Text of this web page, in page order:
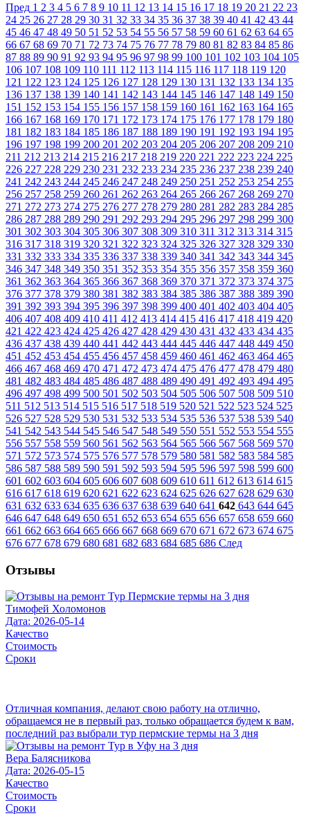
Пред 1 2 3 4 5 6 7 8 9 10 11 12 13 14 15 16 17 18 19 20 21 22 23
24 25 26 27 28 29 30 31 32 33 34 35 36 37 38 39 40 41 42 43 44
45 46 47 48 49 50 51 52 53 54 55 56 57 58 59 60 61 62 63 64 65
66 67 68 69 70 71 72 73 74 75 76 77 78 79 80 81 82 83 84 85 86
87 88 89 90 91 92 93 94 95 96 97 98 99 100 101 102 103 104 105
106 107 108 109 110 111 112 113 114 115 116 117 118 119 120
121 122 123 124 125 126 127 128 129 130 131 132 133 134 135
136 137 138 139 140 141 142 143 144 145 146 147 148 149 150
151 152 153 154 155 156 157 158 159 160 161 162 163 164 165
166 167 168 169 170 171 172 173 174 175 176 177 178 179 180
181 182 183 184 185 186 187 188 189 190 191 192 193 194 195
196 197 198 199 200 201 202 203 204 205 206 207 208 209 210
211 212 213 214 215 216 217 218 219 220 221 222 223 224 225
226 227 228 229 230 231 232 233 234 235 236 237 238 239 240
241 242 243 244 245 246 247 248 249 250 251 252 253 254 255
256 257 258 259 260 261 262 263 264 265 266 267 268 269 270
271 272 273 274 275 276 277 278 279 280 281 282 283 284 285
286 287 288 289 290 291 292 293 294 295 296 297 298 299 300
301 302 303 304 305 306 307 308 309 310 311 312 313 314 315
316 317 318 319 320 321 322 323 324 325 326 327 328 329 330
331 332 333 334 335 336 337 338 339 340 341 342 343 344 345
346 347 348 349 350 351 352 353 354 355 356 357 358 359 360
361 362 363 364 365 366 367 368 369 370 371 372 373 374 375
376 377 378 379 380 381 382 383 384 385 386 387 388 389 390
391 392 393 394 395 396 397 398 399 400 401 402 403 404 405
406 407 408 409 410 411 412 413 414 415 416 417 418 419 420
421 422 423 424 425 426 427 428 429 430 431 432 433 434 435
436 437 438 439 440 441 442 443 444 445 446 447 448 449 450
451 452 453 454 455 456 457 458 459 460 461 462 463 464 465
466 467 468 469 470 471 472 473 474 475 476 477 478 479 480
481 482 483 484 485 486 487 488 489 490 491 492 493 494 495
496 497 498 499 500 501 502 503 504 505 506 507 508 509 510
511 512 513 514 515 516 517 518 519 520 521 522 523 524 525
526 527 528 529 530 531 532 533 534 535 536 537 538 539 540
541 542 543 544 545 546 547 548 549 550 551 552 553 554 555
556 557 558 559 560 561 562 563 564 565 566 567 568 569 570
571 572 573 574 575 576 577 578 579 580 581 582 583 584 585
586 587 588 589 590 591 592 593 594 595 596 597 598 599 600
601 602 603 604 605 606 607 608 609 610 611 612 613 614 615
616 617 618 619 620 621 622 623 624 625 626 627 628 629 630
631 632 633 634 635 636 637 638 639 640 641 642 643 644 645
646 647 648 649 650 651 652 653 654 655 656 657 658 659 660
661 662 663 664 665 666 667 668 669 670 671 672 673 674 675
676 677 678 679 680 681 682 683 684 685 686 След
Отзывы
Тимофей Холомонов
Дата: 2026-05-14
Качество
Стоимость
Сроки
Отличная компания, делают свою работу на отлично,
обращаемся не в первый раз, только обращается будем к вам,
последний раз выбрали тур пермские термы на 3 дня
Вера Балясникова
Дата: 2026-05-15
Качество
Стоимость
Сроки